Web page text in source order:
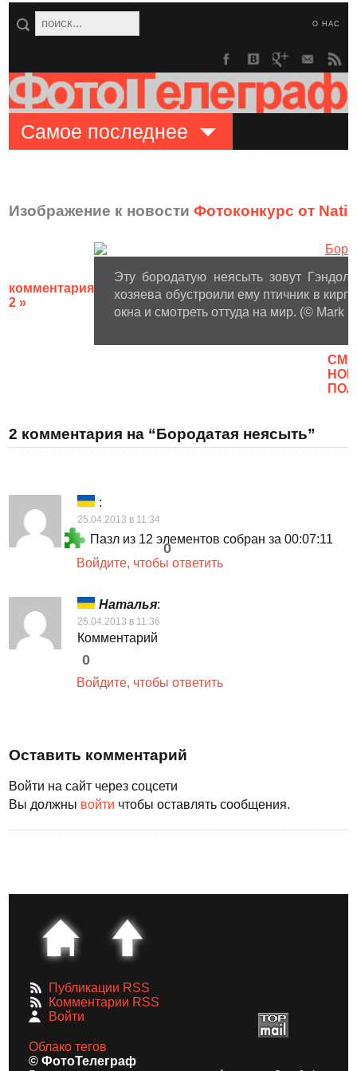
О НАС
Самое последнее
Изображение к новостиФотоконкурс от
комментария
2 »
Эту бородатую неясыть зовут
хозяева обустроили ему птичник в
окна и смотреть оттуда на мир. (© Mark
2 комментария на “Бородатая неясыть”
:
25.04.2013 в 11:34
Пазл из 12 элементов собран за 00:07:11
0
Войдите, чтобы ответить
Наталья:
25.04.2013 в 11:36
Комментарий
0
Войдите, чтобы ответить
Оставить комментарий
Войти на сайт через соцсети
Вы должны войти чтобы оставлять сообщения.
Публикации RSS
Комментарии RSS
Войти
Облако тегов
© ФотоТелеграф